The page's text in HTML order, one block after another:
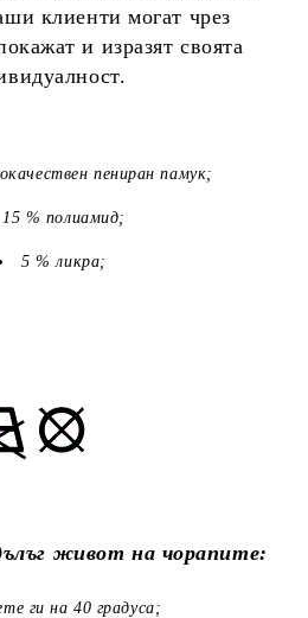
клиенти могат чрез
и изразят своята
пениран памук;
15 % полиамид;
5 % ликра;
живот на чорапите:
ги на 40 градуса;